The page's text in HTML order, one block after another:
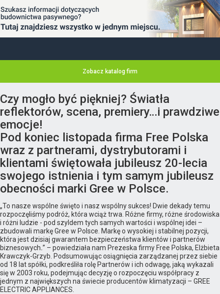
Zobacz katalog firm
Czy mogło być piękniej? Światła
reflektorów, scena, premiery…i prawdziwe
emocje!
Pod koniec listopada firma Free Polska
wraz z partnerami, dystrybutorami i
klientami świętowała jubileusz 20-lecia
swojego istnienia i tym samym jubileusz
obecności marki Gree w Polsce.
„To nasze wspólne święto i nasz wspólny sukces! Dwie dekady temu
rozpoczęliśmy podróż, która wciąż trwa. Różne firmy, różne środowiska
i różni ludzie - pod szyldem tych samych wartości i wspólnej idei –
zbudowali markę Gree w Polsce. Markę o wysokiej i stabilnej pozycji,
która jest dzisiaj gwarantem bezpieczeństwa klientów i partnerów
biznesowych.” – powiedziała nam Prezeska firmy Free Polska, Elżbieta
Krawczyk-Grzyb. Podsumowując osiągnięcia zarządzanej przez siebie
od 18 lat spółki, podkreśliła rolę Partnerów i ich odwagę, jaką wykazali
się w 2003 roku, podejmując decyzję o rozpoczęciu współpracy z
jednym z największych na świecie producentów klimatyzacji – GREE
ELECTRIC APPLIANCES.